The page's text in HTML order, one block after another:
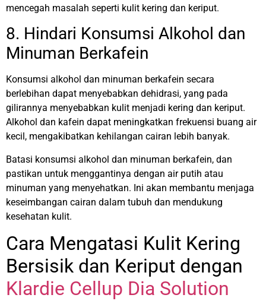
mencegah masalah seperti kulit kering dan keriput.
8. Hindari Konsumsi Alkohol dan
Minuman Berkafein
Konsumsi alkohol dan minuman berkafein secara
berlebihan dapat menyebabkan dehidrasi, yang pada
gilirannya menyebabkan kulit menjadi kering dan keriput.
Alkohol dan kafein dapat meningkatkan frekuensi buang air
kecil, mengakibatkan kehilangan cairan lebih banyak.
Batasi konsumsi alkohol dan minuman berkafein, dan
pastikan untuk menggantinya dengan air putih atau
minuman yang menyehatkan. Ini akan membantu menjaga
keseimbangan cairan dalam tubuh dan mendukung
kesehatan kulit.
Cara Mengatasi Kulit Kering
Bersisik dan Keriput dengan
Klardie Cellup Dia Solution